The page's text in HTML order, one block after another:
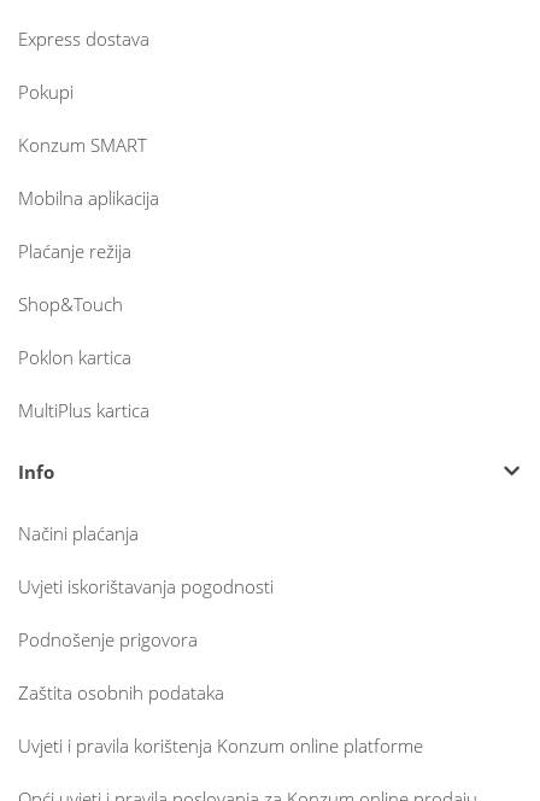
Express dostava
Pokupi
Konzum SMART
Mobilna aplikacija
Plaćanje režija
Shop&Touch
Poklon kartica
MultiPlus kartica
Info
Načini plaćanja
Uvjeti iskorištavanja pogodnosti
Podnošenje prigovora
Zaštita osobnih podataka
Uvjeti i pravila korištenja Konzum online platforme